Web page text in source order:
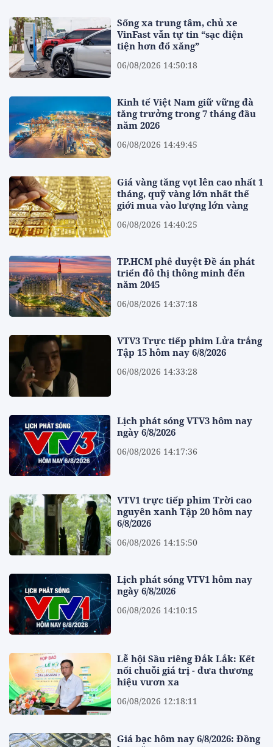
Sống xa trung tâm, chủ xe
VinFast vẫn tự tin “sạc điện
tiện hơn đổ xăng”
06/08/2026 14:50:18
Kinh tế Việt Nam giữ vững đà
tăng trưởng trong 7 tháng đầu
năm 2026
06/08/2026 14:49:45
Giá vàng tăng vọt lên cao nhất 1
tháng, quỹ vàng lớn nhất thế
giới mua vào lượng lớn vàng
06/08/2026 14:40:25
TP.HCM phê duyệt Đề án phát
triển đô thị thông minh đến
năm 2045
06/08/2026 14:37:18
VTV3 Trực tiếp phim Lửa trắng
Tập 15 hôm nay 6/8/2026
06/08/2026 14:33:28
Lịch phát sóng VTV3 hôm nay
ngày 6/8/2026
06/08/2026 14:17:36
VTV1 trực tiếp phim Trời cao
nguyên xanh Tập 20 hôm nay
6/8/2026
06/08/2026 14:15:50
Lịch phát sóng VTV1 hôm nay
ngày 6/8/2026
06/08/2026 14:10:15
Lễ hội Sầu riêng Đắk Lắk: Kết
nối chuỗi giá trị - đưa thương
hiệu vươn xa
06/08/2026 12:18:11
Giá bạc hôm nay 6/8/2026: Đồng